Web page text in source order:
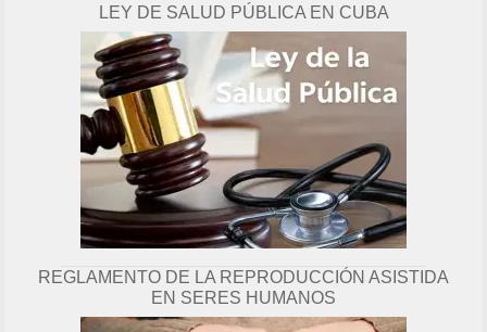
g
i
n
a
LEY DE SALUD PÚBLICA EN CUBA
REGLAMENTO DE LA REPRODUCCIÓN ASISTIDA
EN SERES HUMANOS